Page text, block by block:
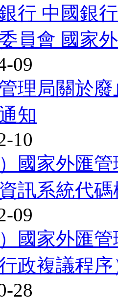
行 中國銀
員會 國家
09
理局關於
知
10
）國家外匯
訊系統代
09
）國家外匯
政複議程序
28